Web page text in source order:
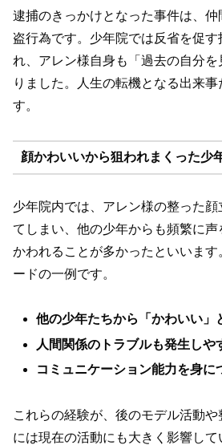
逮捕のきっかけとなった事件は、
盗行為です。少年院では反省を促
れ、アレン様自身も「過去の自分
りました。人生の転機となる出来事
す。
顔かわいいから狙われまくった少
少年院内では、アレン様の整った
てしまい、他の少年からも頻繁に
かわれることが多かったといいま
ードの一例です。
他の少年たちから「かわいい」
人間関係のトラブルも発生しや
コミュニケーション能力を身に
これらの経験が、後のモデル活動
には現在の活動にも大きく影響して